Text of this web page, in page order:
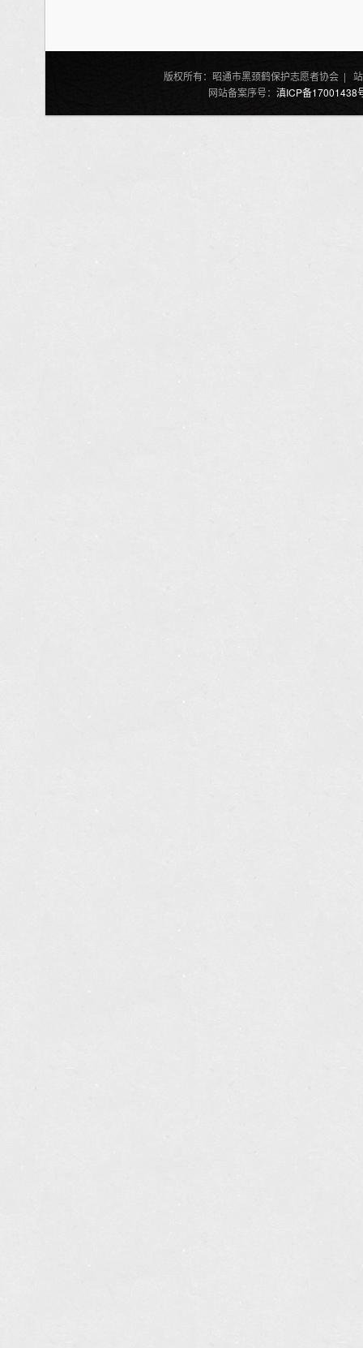
版权所有：昭通市黑颈鹤保护志愿者协会 |
网站备案序号： 滇ICP备17001438